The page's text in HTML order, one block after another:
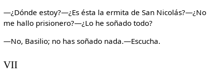
—¿Dónde estoy?—¿Es ésta la ermita de San Nicolás?—¿No
me hallo prisionero?—¿Lo he soñado todo?
—No, Basilio; no has soñado nada.—Escucha.
VII